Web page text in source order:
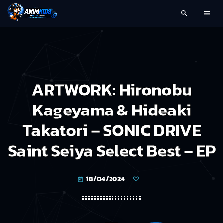
search menu
ARTWORK: Hironobu
Kageyama & Hideaki
Takatori – SONIC DRIVE
Saint Seiya Select Best – EP
today 18/04/2024